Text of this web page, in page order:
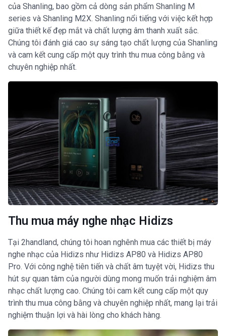
của Shanling, bao gồm cả dòng sản phẩm Shanling M
series và Shanling M2X. Shanling nổi tiếng với việc kết hợp
giữa thiết kế đẹp mắt và chất lượng âm thanh xuất sắc.
Chúng tôi đánh giá cao sự sáng tạo chất lượng của Shanling
và cam kết cung cấp một quy trình thu mua công bằng và
chuyên nghiệp nhất.
Thu mua máy nghe nhạc Hidizs
Tại 2handland, chúng tôi hoan nghênh mua các thiết bị máy
nghe nhạc của Hidizs như Hidizs AP80 và Hidizs AP80
Pro. Với công nghệ tiên tiến và chất âm tuyệt vời, Hidizs thu
hút sự quan tâm của người dùng mong muốn trải nghiệm âm
nhạc chất lượng cao. Chúng tôi cam kết cung cấp một quy
trình thu mua công bằng và chuyên nghiệp nhất, mang lại trải
nghiệm thuận lợi và hài lòng cho khách hàng.